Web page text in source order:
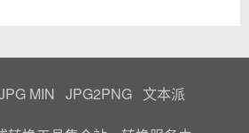
MIN JPG2PNG 文本派